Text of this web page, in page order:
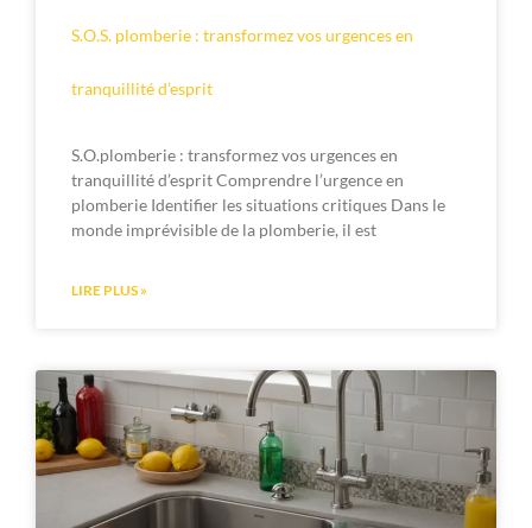
S.O.S. plomberie : transformez vos urgences en
tranquillité d’esprit
S.O.plomberie : transformez vos urgences en
tranquillité d’esprit Comprendre l’urgence en
plomberie Identifier les situations critiques Dans le
monde imprévisible de la plomberie, il est
LIRE PLUS »